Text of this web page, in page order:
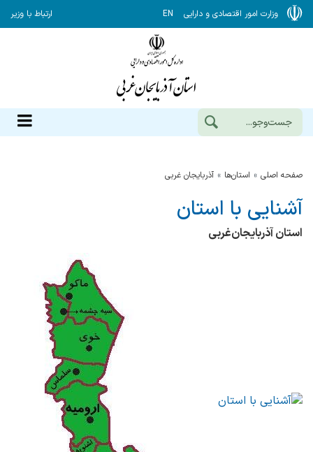
وزارت امور اقتصادی و دارایی EN ارتباط با وزیر
صفحه اصلی استان‌ها آذربایجان غربی
آشنایی با استان
استان آذربایجان‌غربی